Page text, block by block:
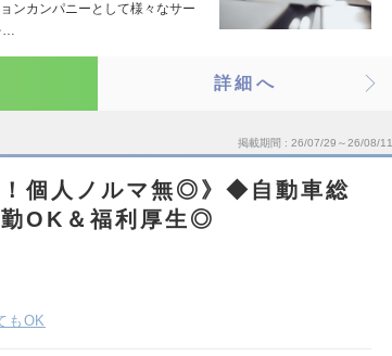
ンカンパニーとして様々なサー
…
詳細へ
掲載期間 26/07/29～26/08/11
！個人ノルマ無◎》◆自動車総
OK＆福利厚生◎
もOK